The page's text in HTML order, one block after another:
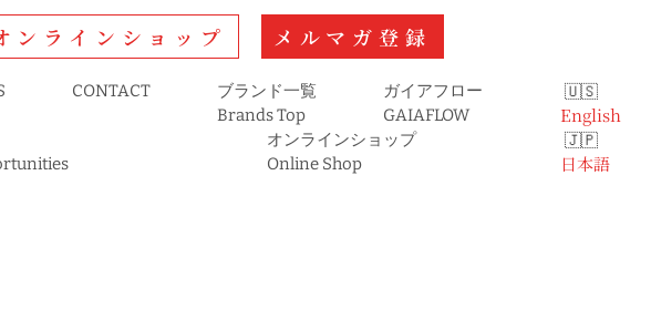
ンラインショップ メルマガ登録
CONTACT
ブランド一覧
Brands Top
ガイアフロー
GAIAFLOW
オンラインショップ
Online Shop
English
日本語